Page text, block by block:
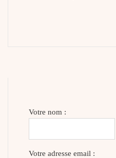
Votre nom :
Votre adresse email :